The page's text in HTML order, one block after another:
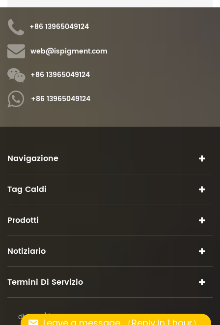
+86 13965049124
web@ispigment.com
+86 13965049124
+86 13965049124
Navigazione
Tag Caldi
Prodotti
Notiziario
Termini Di Servizio
diritto d\'autore © 2026 iSuoChem.tutti i diritti riservati.